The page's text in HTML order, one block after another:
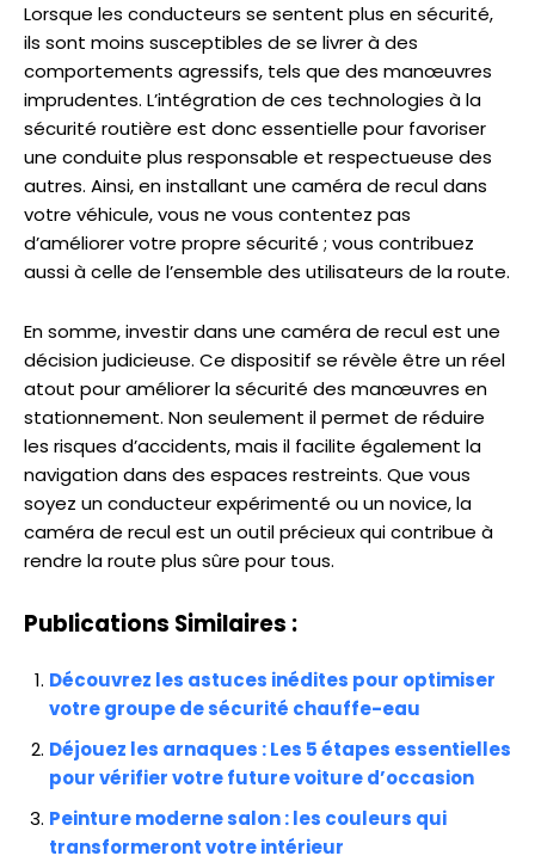
Lorsque les conducteurs se sentent plus en sécurité,
ils sont moins susceptibles de se livrer à des
comportements agressifs, tels que des manœuvres
imprudentes. L’intégration de ces technologies à la
sécurité routière est donc essentielle pour favoriser
une conduite plus responsable et respectueuse des
autres. Ainsi, en installant une caméra de recul dans
votre véhicule, vous ne vous contentez pas
d’améliorer votre propre sécurité ; vous contribuez
aussi à celle de l’ensemble des utilisateurs de la route.
En somme, investir dans une caméra de recul est une
décision judicieuse. Ce dispositif se révèle être un réel
atout pour améliorer la sécurité des manœuvres en
stationnement. Non seulement il permet de réduire
les risques d’accidents, mais il facilite également la
navigation dans des espaces restreints. Que vous
soyez un conducteur expérimenté ou un novice, la
caméra de recul est un outil précieux qui contribue à
rendre la route plus sûre pour tous.
Publications Similaires :
Découvrez les astuces inédites pour optimiser
votre groupe de sécurité chauffe-eau
Déjouez les arnaques : Les 5 étapes essentielles
pour vérifier votre future voiture d’occasion
Peinture moderne salon : les couleurs qui
transformeront votre intérieur